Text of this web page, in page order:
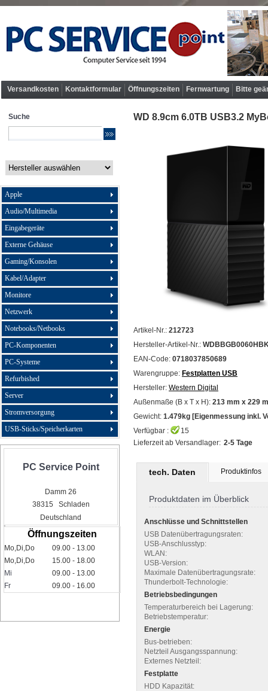
Versandkosten Kontaktformular Öffnungszeiten Fernwartung Bitte
Suche
Apple
Audio/Multimedia
Eingabegeräte
Externe Gehäuse
Gaming/Konsolen
Kabel/Adapter
Monitore
Netzwerk
Notebooks/Netbooks
PC-Komponenten
PC-Systeme
Refurbished
Server
Stromversorgung
USB-Sticks/Speicherkarten
PC Service Point
Damm 26
38315 Schladen
Deutschland
Öffnungszeiten
Mo,Di,Do
09.00 - 13.00
Mo,Di,Do
15.00 - 18.00
Mi
09.00 - 13.00
Fr
09.00 - 16.00
WD 8.9cm 6.0TB USB3.2
Artikel-Nr.: 212723
Hersteller-Artikel-Nr.:
EAN-Code: 0718037850689
Warengruppe: Festplatten USB
Hersteller: Western Digital
Außenmaße (B x T x H): 213 mm x 229
Gewicht: 1.479kg [Eigenmessung inkl.
Verfügbar :
15
Lieferzeit ab Versandlager: 2-5 Tage
tech. Daten Produktinfos
Produktdaten im Überblick
Anschlüsse und Schnittstellen
USB Datenübertragungsraten:
USB-Anschlusstyp:
WLAN:
USB-Version:
Maximale Datenübertragungsrate:
Thunderbolt-Technologie:
Betriebsbedingungen
Temperaturbereich bei Lagerung:
Betriebstemperatur:
Energie
Bus-betrieben:
Netzteil Ausgangsspannung:
Externes Netzteil:
Festplatte
HDD Kapazität: